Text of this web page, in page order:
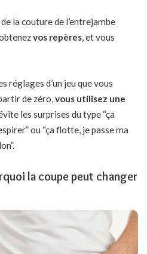
la couture de l’entrejambe
vos repères, et vous
réglages d’un jeu que vous
de zéro,vous utilisez une
les surprises du type “ça
ou “ça flotte, je passe ma
la coupe peut changer